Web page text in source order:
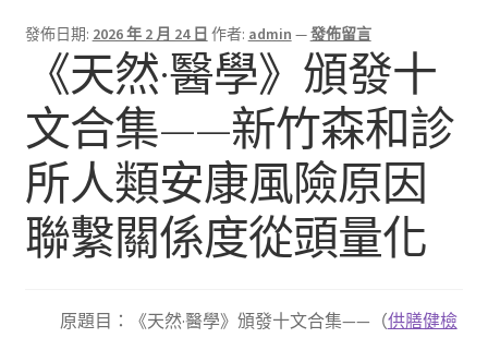
發佈日期: 2026 年 2 月 24 日 作者: admin —發佈留言
《天然·醫學》頒發十
文合集——新竹森和診
所人類安康風險原因
聯繫關係度從頭量化
原題目：《天然·醫學》頒發十文合集——（供膳健檢